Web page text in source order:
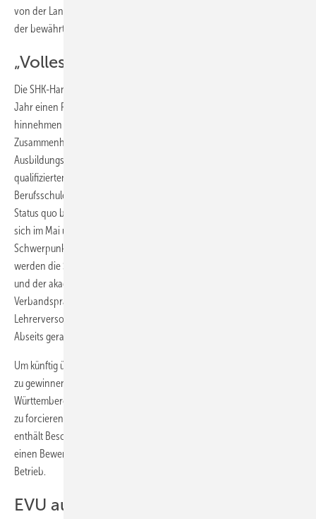
von der Landesregierung ein klares Bekenntnis für die Beibehaltung
der bewährten Regelung.
„Volles Rohr Zukunft“
Die SHK-Handwerke in Baden-Württemberg mussten auch in diesem
Jahr einen Rückgang der Lehrlingszahlen um weitere 2,0 %
hinnehmen und konnten 1300 Lehrstellen nicht besetzen. In diesem
Zusammenhang kritisierte Stather abermals die mangelnde
Ausbildungsreife der Schulabgänger und forderte die Einstellung von
qualifizierten Lehrern für den Berufsschulbereich. Bei den
Berufsschulen wären alleine rund 400 Lehrerstellen nötig, um den
Status quo bei der Unterrichtsversorgung zu halten. Der Landtag hat
sich im Mai über 200 neue Stellen unterhalten. „Wenn zeitgleich der
Schwerpunkt auf den Ausbau der beruflichen Gymnasien gelegt wird,
werden die Sonntagsreden über die Gleichwertigkeit der beruflichen
und der akademischen Bildung schnell entlarvt“, kritisierte der
Verbandspräsident. Durch die Vernachlässigung bei der
Lehrerversorgung würden nicht nur die Berufsschulen weiter ins
Abseits geraten, sondern die gesamte duale Ausbildung überhaupt.
Um künftig überhaupt wieder mehr Lehrlinge für die SHK-Handwerke
zu gewinnen, kündigte der Verbandsvorsitzende an, auch in Baden-
Württemberg die Nachwuchswerbekampagne des Zentralverbandes
zu forcieren. Der Internetauftritt
enthält Beschreibungen der SHK-Berufe, eine Betriebsbörse sowie
einen Bewerbungsgenerator zur direkten Kommunikation mit einem
Betrieb.
EVU auf dem falschen Weg